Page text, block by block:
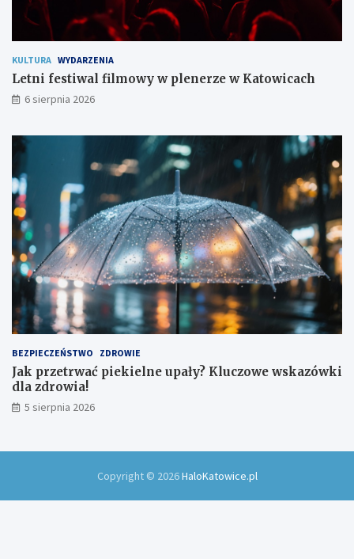
KULTURA WYDARZENIA
Letni festiwal filmowy w plenerze w Katowicach
6 sierpnia 2026
BEZPIECZEŃSTWO ZDROWIE
Jak przetrwać piekielne upały? Kluczowe wskazówki
dla zdrowia!
5 sierpnia 2026
Copyright © 2026HaloKatowice.pl